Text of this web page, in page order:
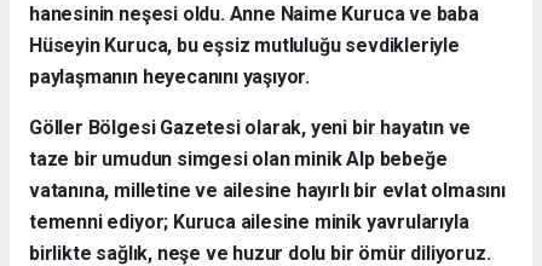
hanesinin neşesi oldu. Anne Naime Kuruca ve baba
Hüseyin Kuruca, bu eşsiz mutluluğu sevdikleriyle
paylaşmanın heyecanını yaşıyor.
​Göller Bölgesi Gazetesi olarak, yeni bir hayatın ve
taze bir umudun simgesi olan minik Alp bebeğe
vatanına, milletine ve ailesine hayırlı bir evlat olmasını
temenni ediyor; Kuruca ailesine minik yavrularıyla
birlikte sağlık, neşe ve huzur dolu bir ömür diliyoruz.